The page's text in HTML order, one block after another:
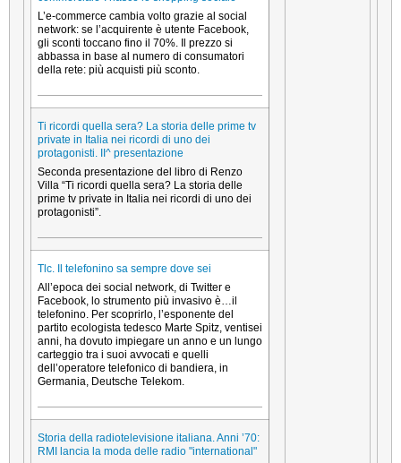
L’e-commerce cambia volto grazie al social
network: se l’acquirente è utente Facebook,
gli sconti toccano fino il 70%. Il prezzo si
abbassa in base al numero di consumatori
della rete: più acquisti più sconto.
Ti ricordi quella sera? La storia delle prime tv
private in Italia nei ricordi di uno dei
protagonisti. II^ presentazione
Seconda presentazione del libro di Renzo
Villa “Ti ricordi quella sera? La storia delle
prime tv private in Italia nei ricordi di uno dei
protagonisti”.
Tlc. Il telefonino sa sempre dove sei
All’epoca dei social network, di Twitter e
Facebook, lo strumento più invasivo è…il
telefonino. Per scoprirlo, l’esponente del
partito ecologista tedesco Marte Spitz, ventisei
anni, ha dovuto impiegare un anno e un lungo
carteggio tra i suoi avvocati e quelli
dell’operatore telefonico di bandiera, in
Germania, Deutsche Telekom.
Storia della radiotelevisione italiana. Anni ’70:
RMI lancia la moda delle radio "international"